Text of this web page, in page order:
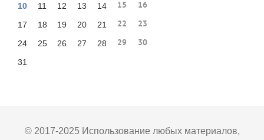
10 11 12 13 14 15 16
17 18 19 20 21 22 23
24 25 26 27 28 29 30
31
© 2017-2025 Использование любых материалов,